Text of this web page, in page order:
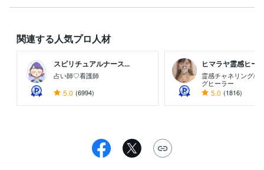
関連する人気プロ人材
スピリチュアルナース...
占い師♡看護師
5.0 (6994)
ヒマラヤ霊感ヒー
霊感チャネリング/カ
グヒーラー
5.0 (1816)